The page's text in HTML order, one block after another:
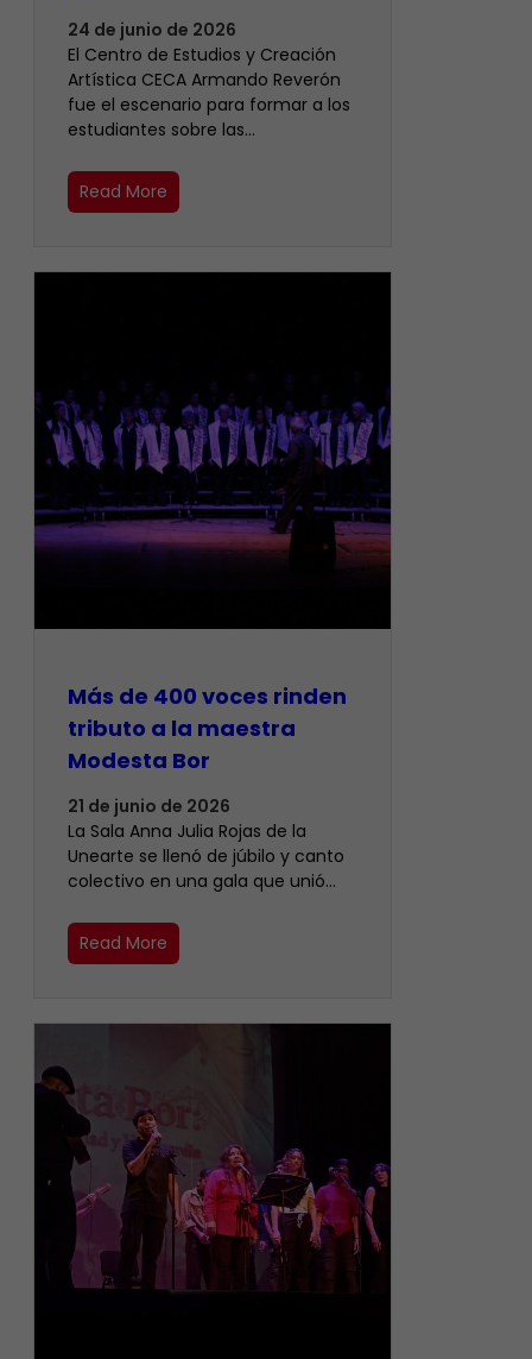
24 de junio de 2026
El Centro de Estudios y Creación
Artística CECA Armando Reverón
fue el escenario para formar a los
estudiantes sobre las…
Read More
Más de 400 voces rinden
tributo a la maestra
Modesta Bor
21 de junio de 2026
​La Sala Anna Julia Rojas de la
Unearte se llenó de júbilo y canto
colectivo en una gala que unió…
Read More